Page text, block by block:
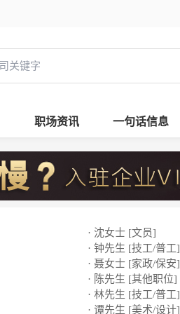
职场资讯 一句话信息
· 沈女士 [文员]
· 钟先生 [技工/普工]
· 聂女士 [家政/保安]
· 陈先生 [其他职位]
· 林先生 [技工/普工]
· 谭先生 [美术/设计]